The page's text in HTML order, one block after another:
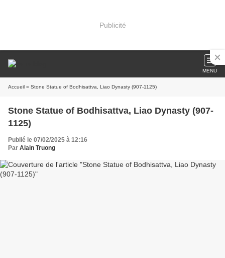
Publicité
MENU
Accueil » Stone Statue of Bodhisattva, Liao Dynasty (907-1125)
Stone Statue of Bodhisattva, Liao Dynasty (907-
1125)
Publié le 07/02/2025 à 12:16
Par Alain Truong